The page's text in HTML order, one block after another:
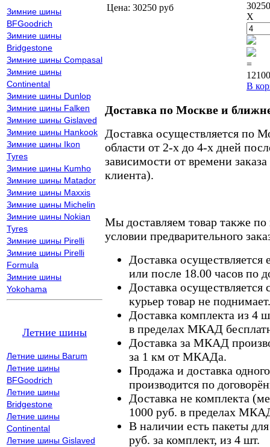
Зимние шины
BFGoodrich
Зимние шины
Bridgestone
Зимние шины Compasal
Зимние шины
Continental
Зимние шины Dunlop
Зимние шины Falken
Зимние шины Gislaved
Зимние шины Hankook
Зимние шины Ikon
Tyres
Зимние шины Kumho
Зимние шины Matador
Зимние шины Maxxis
Зимние шины Michelin
Зимние шины Nokian
Tyres
Зимние шины Pirelli
Зимние шины Pirelli
Formula
Зимние шины
Yokohama
Летние шины
Летние шины Barum
Летние шины
BFGoodrich
Летние шины
Bridgestone
Летние шины
Continental
Летние шины Gislaved
Цена: 30250 руб
X
=
В
Доставка по Москве и
Доставка осуществляется по
области от 2-х до 4-х дней
зависимости от времени
клиента).
Мы доставляем товар также
условии предварительного
Доставка осуществляется
или после 18.00 часов по
Доставка осуществляется
курьер товар не поднимает.
Доставка комплекта из 4
в пределах МКАД
Доставка за МКАД
за 1 км от МКАДа.
Продажа и доставка
производится по
Доставка не комплекта
1000 руб. в пределах
В наличии есть пакеты
руб. за комплект, из 4 шт.